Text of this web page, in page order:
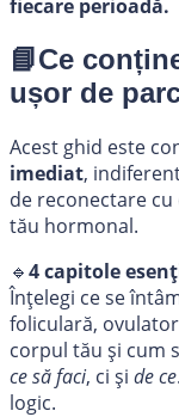
fiecare perioadă.
📘Ce
ușor de
Acest ghid este
imediat,
de reconectare
tău hormonal.
🔹4 capitole
Înțelegi ce se
foliculară,
corpul tău și cum
ce să faci, ci și de ce
logic.